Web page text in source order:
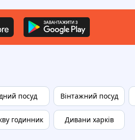
посуд
годинник
Вінтажний посуд
Дивани харків